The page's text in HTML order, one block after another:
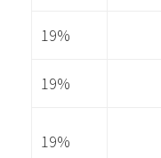
19%
19%
19%